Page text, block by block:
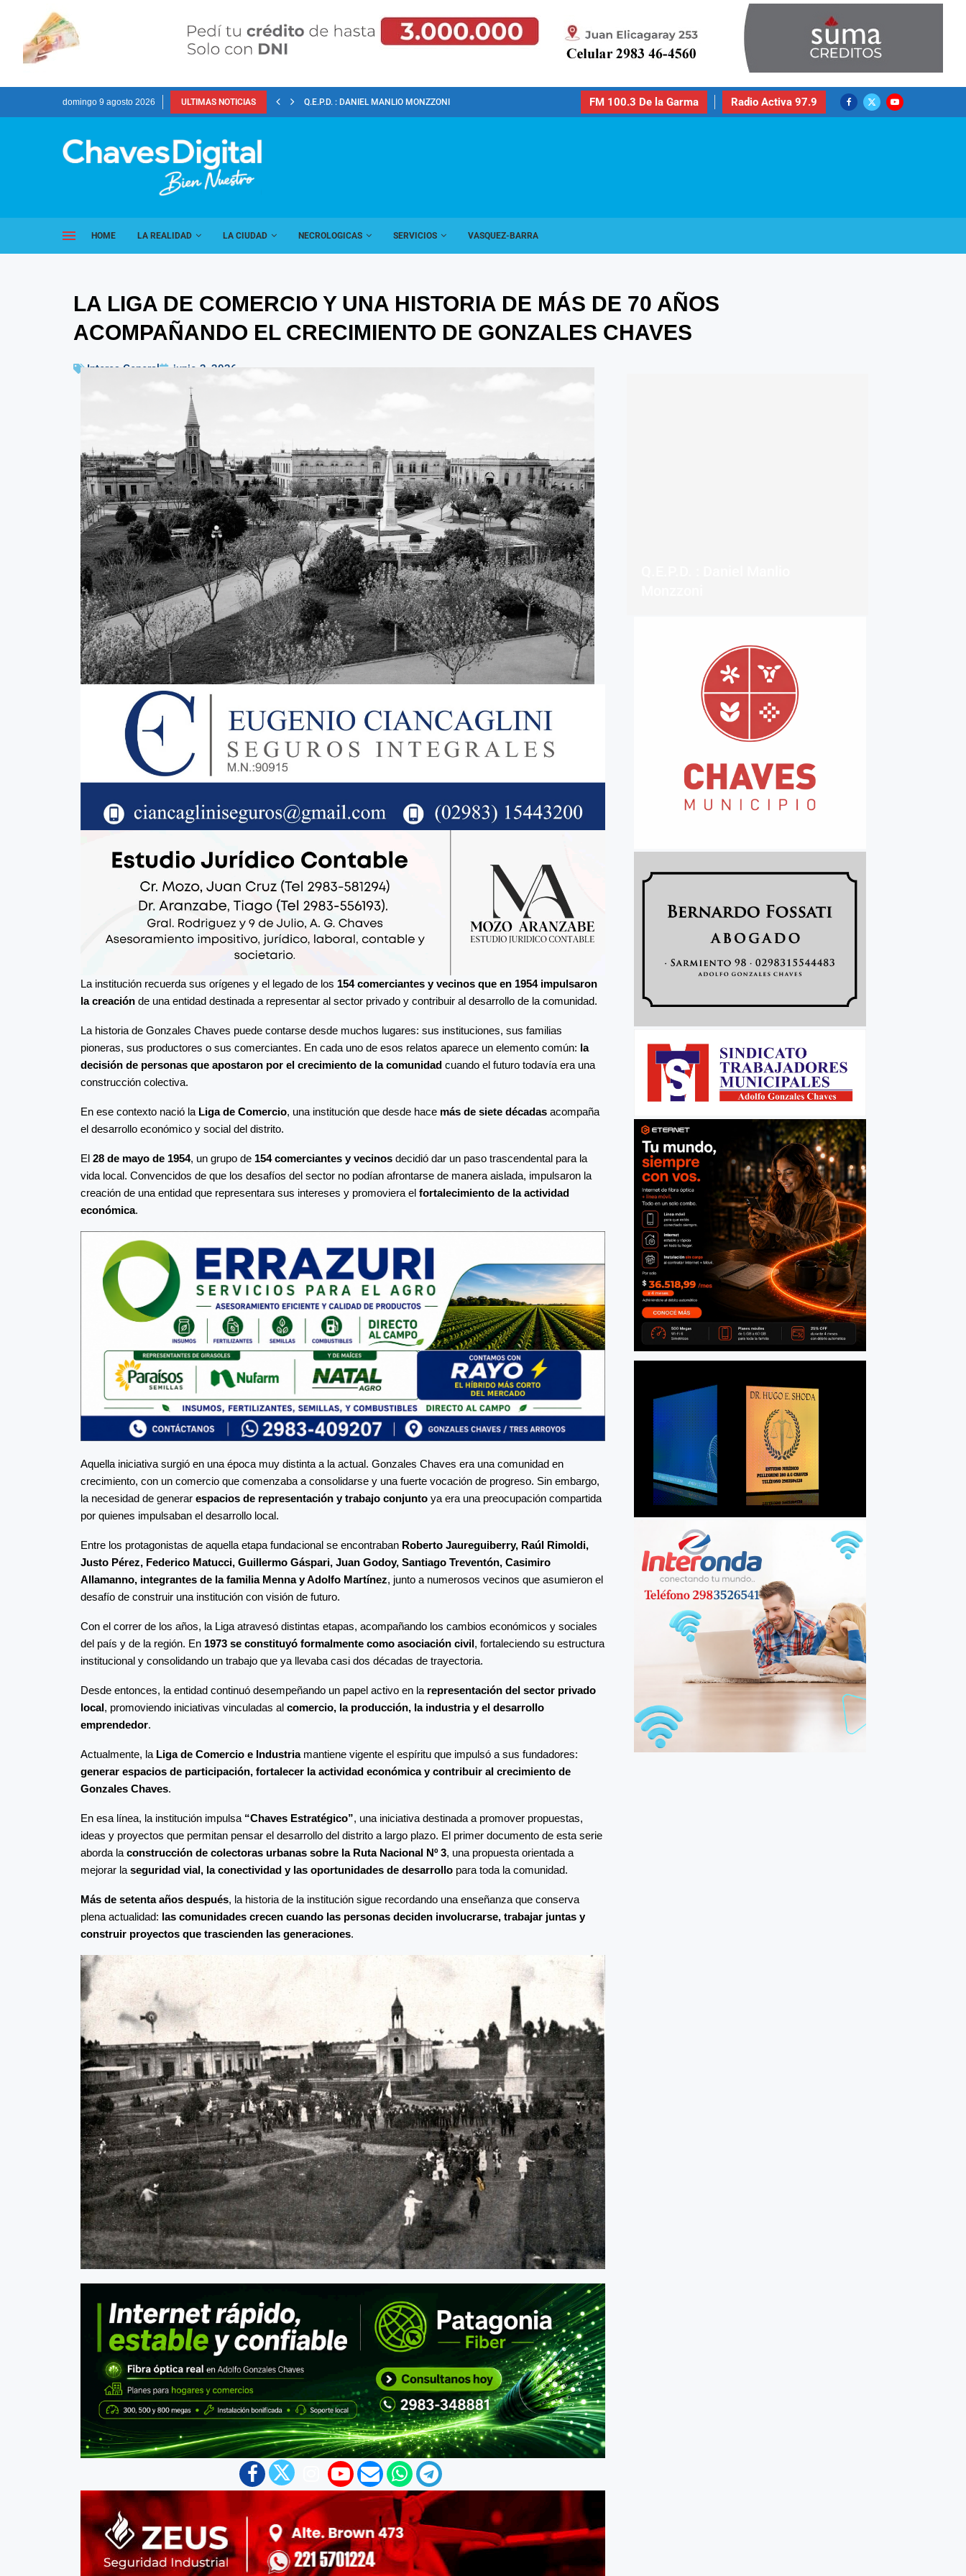
domingo 9 agosto 2026 ULTIMAS NOTICIAS Q.E.P.D. : DANIEL MANLIO MONZZONI FM 100.3 De la Garma Radio Activa 97.9
HOME LA REALIDAD LA CIUDAD NECROLOGICAS SERVICIOS VASQUEZ-BARRA
LA LIGA DE COMERCIO Y UNA HISTORIA DE MÁS DE 70 AÑOS
ACOMPAÑANDO EL CRECIMIENTO DE GONZALES CHAVES
Interes General junio 2, 2026
La institución recuerda sus orígenes y el legado de los 154 comerciantes y vecinos que en 1954 impulsaron
la creación de una entidad destinada a representar al sector privado y contribuir al desarrollo de la comunidad.
La historia de Gonzales Chaves puede contarse desde muchos lugares: sus instituciones, sus familias
pioneras, sus productores o sus comerciantes. En cada uno de esos relatos aparece un elemento común: la
decisión de personas que apostaron por el crecimiento de la comunidad cuando el futuro todavía era una
construcción colectiva.
En ese contexto nació la Liga de Comercio, una institución que desde hace más de siete décadas acompaña
el desarrollo económico y social del distrito.
El 28 de mayo de 1954, un grupo de 154 comerciantes y vecinos decidió dar un paso trascendental para la
vida local. Convencidos de que los desafíos del sector no podían afrontarse de manera aislada, impulsaron la
creación de una entidad que representara sus intereses y promoviera el fortalecimiento de la actividad
económica.
Aquella iniciativa surgió en una época muy distinta a la actual. Gonzales Chaves era una comunidad en
crecimiento, con un comercio que comenzaba a consolidarse y una fuerte vocación de progreso. Sin embargo,
la necesidad de generar espacios de representación y trabajo conjunto ya era una preocupación compartida
por quienes impulsaban el desarrollo local.
Entre los protagonistas de aquella etapa fundacional se encontraban Roberto Jaureguiberry, Raúl Rimoldi,
Justo Pérez, Federico Matucci, Guillermo Gáspari, Juan Godoy, Santiago Treventón, Casimiro
Allamanno, integrantes de la familia Menna y Adolfo Martínez, junto a numerosos vecinos que asumieron el
desafío de construir una institución con visión de futuro.
Con el correr de los años, la Liga atravesó distintas etapas, acompañando los cambios económicos y sociales
del país y de la región. En 1973 se constituyó formalmente como asociación civil, fortaleciendo su estructura
institucional y consolidando un trabajo que ya llevaba casi dos décadas de trayectoria.
Desde entonces, la entidad continuó desempeñando un papel activo en la representación del sector privado
local, promoviendo iniciativas vinculadas al comercio, la producción, la industria y el desarrollo
emprendedor.
Actualmente, la Liga de Comercio e Industriamantiene vigente el espíritu que impulsó a sus fundadores:
generar espacios de participación, fortalecer la actividad económica y contribuir al crecimiento de
Gonzales Chaves.
En esa línea, la institución impulsa “Chaves Estratégico”, una iniciativa destinada a promover propuestas,
ideas y proyectos que permitan pensar el desarrollo del distrito a largo plazo. El primer documento de esta serie
aborda la construcción de colectoras urbanas sobre la Ruta Nacional Nº 3, una propuesta orientada a
mejorar la seguridad vial, la conectividad y las oportunidades de desarrollo para toda la comunidad.
Más de setenta años después, la historia de la institución sigue recordando una enseñanza que conserva
plena actualidad: las comunidades crecen cuando las personas deciden involucrarse, trabajar juntas y
construir proyectos que trascienden las generaciones.